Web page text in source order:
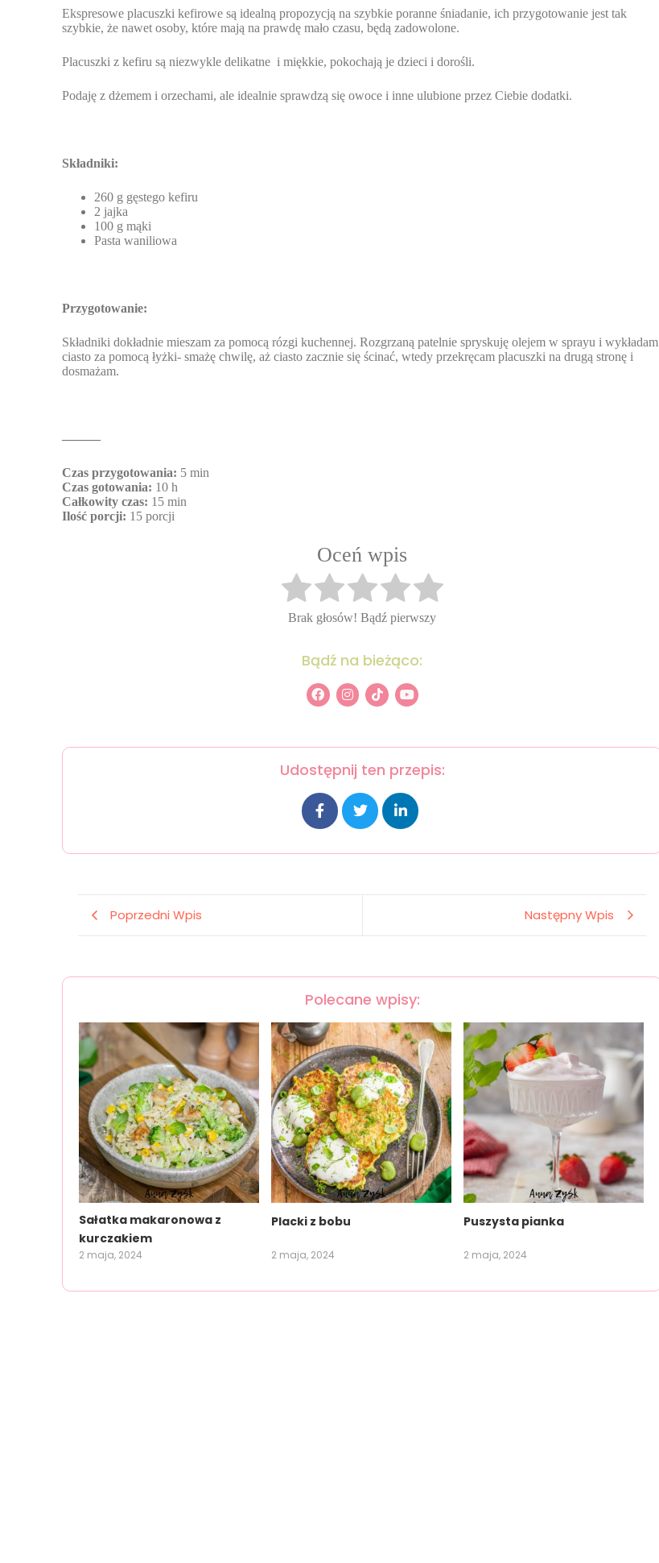
Ekspresowe placuszki kefirowe są idealną propozycją na szybkie poranne śniadanie, ich przygotowanie jest tak
szybkie, że nawet osoby, które mają na prawdę mało czasu, będą zadowolone.
Placuszki z kefiru są niezwykle delikatne i miękkie, pokochają je dzieci i dorośli.
Podaję z dżemem i orzechami, ale idealnie sprawdzą się owoce i inne ulubione przez Ciebie dodatki.
Składniki:
260 g gęstego kefiru
2 jajka
100 g mąki
Pasta waniliowa
Przygotowanie:
Składniki dokładnie mieszam za pomocą rózgi kuchennej. Rozgrzaną patelnie spryskuję olejem w sprayu i wykładam
ciasto za pomocą łyżki- smażę chwilę, aż ciasto zacznie się ścinać, wtedy przekręcam placuszki na drugą stronę i
dosmażam.
———
Czas przygotowania: 5 min
Czas gotowania: 10 h
Całkowity czas: 15 min
Ilość porcji: 15 porcji
Oceń wpis
Brak głosów! Bądź pierwszy
Bądź na bieżąco:
Udostępnij ten przepis:
Poprzedni Wpis Następny Wpis
Polecane wpisy:
Sałatka makaronowa z
kurczakiem
2 maja, 2024
Placki z bobu
2 maja, 2024
Puszysta pianka
2 maja, 2024